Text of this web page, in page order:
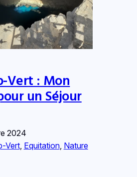
Vert : Mon
un Séjour
2024
Vert, Equitation, Nature